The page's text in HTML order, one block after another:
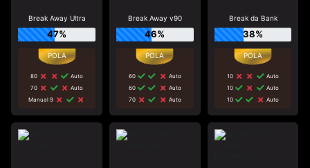
Break Away Ultra
47%
80
Auto
70
Auto
Manual 9
Break Away v90
46%
60
Auto
60
Auto
70
Auto
Break da Bank
38%
10
Auto
10
Auto
10
Auto